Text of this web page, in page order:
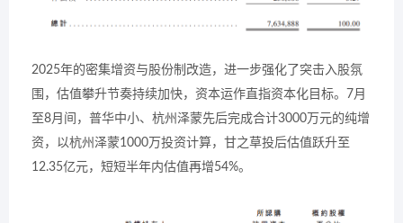
2025年的密集增资与股份制改造，进一步强化了突击入股氛
围，估值攀升节奏持续加快，资本运作直指资本化目标。7月
至8月间，普华中小、杭州泽蒙先后完成合计3000万元的纯增
资，以杭州泽蒙1000万投资计算，甘之草投后估值跃升至
12.35亿元，短短半年内估值再增54%。